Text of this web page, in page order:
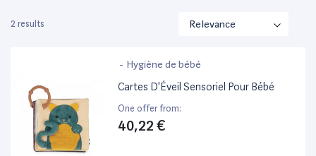
2 results
- Hygiène de bébé
Cartes D'Éveil Sensoriel Pour Bébé
One offer from:
40,22 €